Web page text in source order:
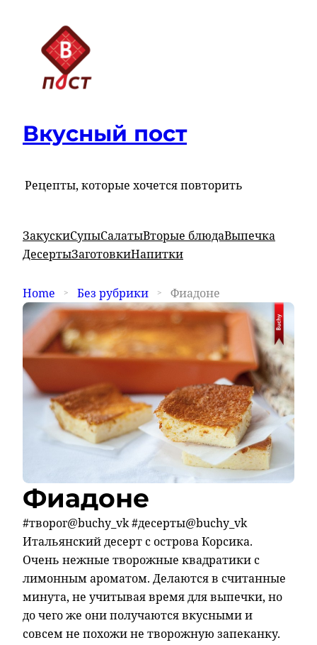
Вкусный пост
Рецепты, которые хочется повторить
ЗакускиСупыСалатыВторые блюдаВыпечка
ДесертыЗаготовкиНапитки
Home Без рубрики Фиадоне
Фиадоне
#творог@buchy_vk #десерты@buchy_vk
Итальянский десерт с острова Корсика.
Очень нежные творожные квадратики с
лимонным ароматом. Делаются в считанные
минута, не учитывая время для выпечки, но
до чего же они получаются вкусными и
совсем не похожи не творожную запеканку.